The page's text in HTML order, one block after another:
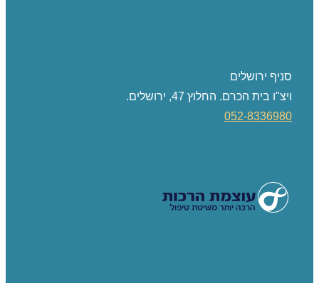
סניף ירושלים
ויצ"ו בית הכרם. החלוץ 47, ירושלים.
052-8336980